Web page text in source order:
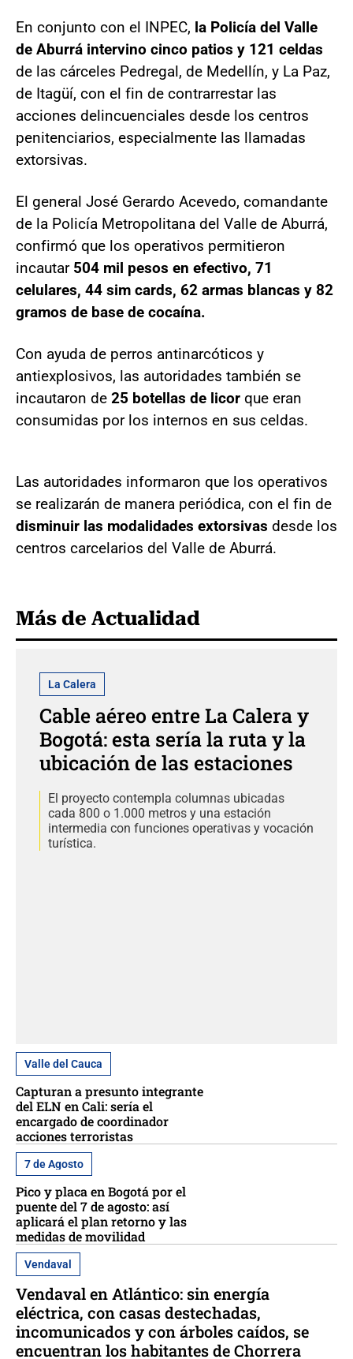
En conjunto con el INPEC, la Policía del Valle
de Aburrá intervino cinco patios y 121 celdas
de las cárceles Pedregal, de Medellín, y La Paz,
de Itagüí, con el fin de contrarrestar las
acciones delincuenciales desde los centros
penitenciarios, especialmente las llamadas
extorsivas.
El general José Gerardo Acevedo, comandante
de la Policía Metropolitana del Valle de Aburrá,
confirmó que los operativos permitieron
incautar 504 mil pesos en efectivo, 71
celulares, 44 sim cards, 62 armas blancas y 82
gramos de base de cocaína.
Con ayuda de perros antinarcóticos y
antiexplosivos, las autoridades también se
incautaron de 25 botellas de licor que eran
consumidas por los internos en sus celdas.
Las autoridades informaron que los operativos
se realizarán de manera periódica, con el fin de
disminuir las modalidades extorsivas desde los
centros carcelarios del Valle de Aburrá.
Más de Actualidad
La Calera
Cable aéreo entre La Calera y
Bogotá: esta sería la ruta y la
ubicación de las estaciones
El proyecto contempla columnas ubicadas
cada 800 o 1.000 metros y una estación
intermedia con funciones operativas y vocación
turística.
Valle del Cauca
Capturan a presunto integrante
del ELN en Cali: sería el
encargado de coordinador
acciones terroristas
7 de Agosto
Pico y placa en Bogotá por el
puente del 7 de agosto: así
aplicará el plan retorno y las
medidas de movilidad
Vendaval
Vendaval en Atlántico: sin energía
eléctrica, con casas destechadas,
incomunicados y con árboles caídos, se
encuentran los habitantes de Chorrera